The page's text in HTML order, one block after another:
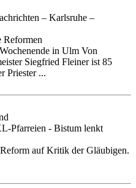
– Karlsruhe –
Reformen
in Ulm Von
Siegfried Fleiner ist 85
Priester ...
Pfarreien - Bistum lenkt
auf Kritik der Gläubigen.